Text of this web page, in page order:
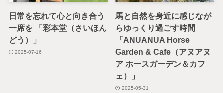
日常を忘れて心と向き合う
一席を 「彩本堂（さいほん
どう）」
2025-07-16
馬と自然を身近に感じなが
らゆっくり過ごす時間
「ANUANUA Horse
Garden & Cafe（アヌアヌ
ア ホースガーデン＆カフ
ェ）」
2025-05-31